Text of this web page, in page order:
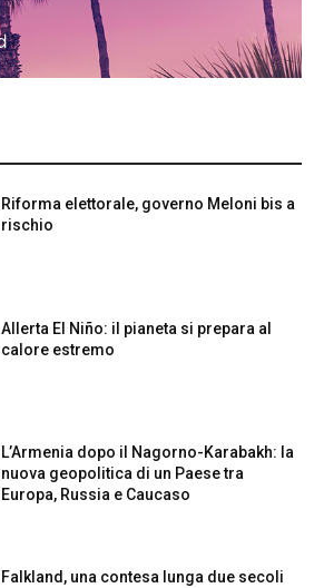
Riforma elettorale, governo Meloni bis a
rischio
Allerta El Niño: il pianeta si prepara al
calore estremo
L’Armenia dopo il Nagorno-Karabakh: la
nuova geopolitica di un Paese tra
Europa, Russia e Caucaso
Falkland, una contesa lunga due secoli